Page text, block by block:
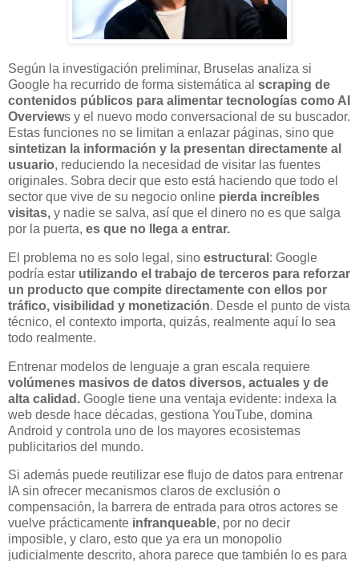
Según la investigación preliminar, Bruselas analiza si
Google ha recurrido de forma sistemática al scraping de
contenidos públicos para alimentar tecnologías como AI
Overviews y el nuevo modo conversacional de su buscador.
Estas funciones no se limitan a enlazar páginas, sino que
sintetizan la información y la presentan directamente al
usuario, reduciendo la necesidad de visitar las fuentes
originales. Sobra decir que esto está haciendo que todo el
sector que vive de su negocio online pierda increíbles
visitas, y nadie se salva, así que el dinero no es que salga
por la puerta, es que no llega a entrar.
El problema no es solo legal, sino estructural : Google
podría estar utilizando el trabajo de terceros para reforzar
un producto que compite directamente con ellos por
tráfico, visibilidad y monetización. Desde el punto de vista
técnico, el contexto importa, quizás, realmente aquí lo sea
todo realmente.
Entrenar modelos de lenguaje a gran escala requiere
volúmenes masivos de datos diversos, actuales y de
alta calidad. Google tiene una ventaja evidente: indexa la
web desde hace décadas, gestiona YouTube, domina
Android y controla uno de los mayores ecosistemas
publicitarios del mundo.
Si además puede reutilizar ese flujo de datos para entrenar
IA sin ofrecer mecanismos claros de exclusión o
compensación, la barrera de entrada para otros actores se
vuelve prácticamente infranqueable, por no decir
imposible, y claro, esto que ya era un monopolio
judicialmente descrito, ahora parece que también lo es para